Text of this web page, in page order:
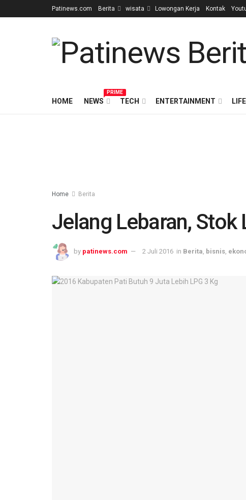
Patinews.com Berita wisata Lowongan Kerja Kontak
HOME NEWS
PRIME
TECH ENTERTAINMENT
Home Berita
Jelang Lebaran, Stok
by patinews.com 2 Juli 2016 in Berita bisnis